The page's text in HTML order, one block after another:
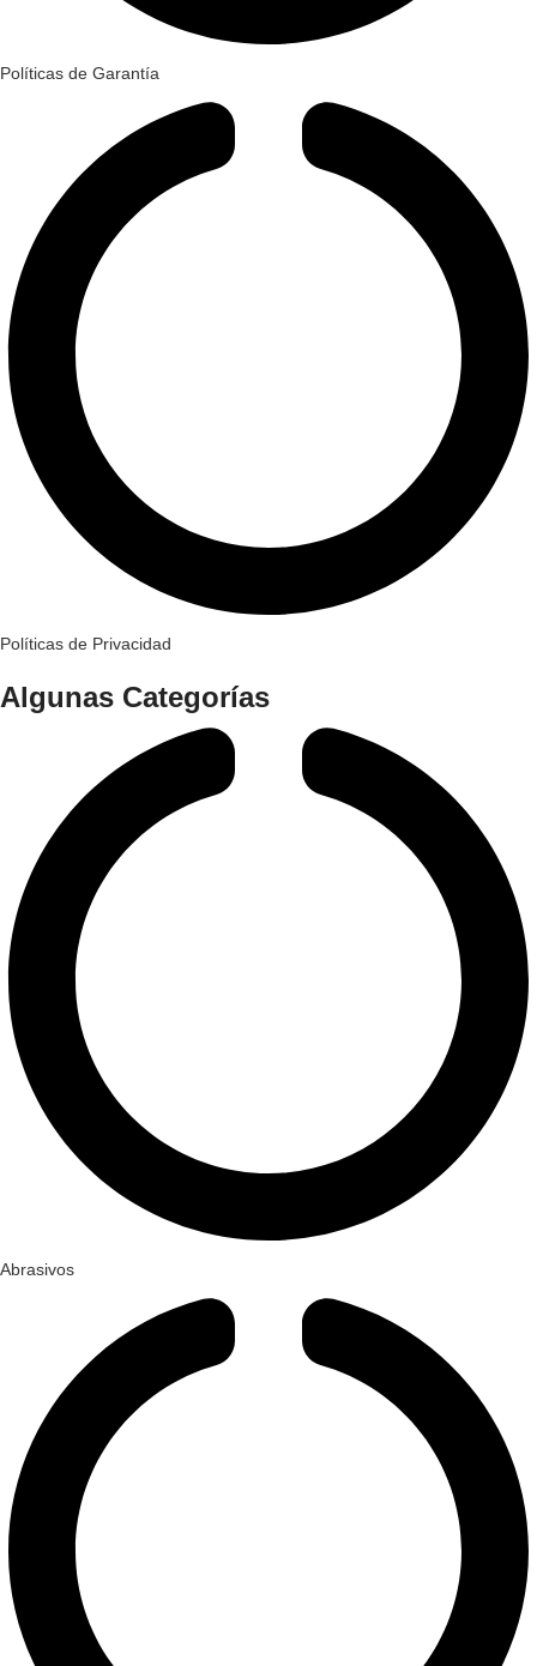
Políticas de Garantía
Políticas de Privacidad
Algunas Categorías
Abrasivos